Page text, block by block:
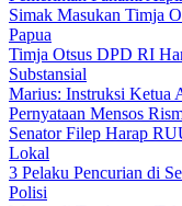
Simak Masukan Timja
Papua
Timja Otsus DPD RI
Substansial
Marius: Instruksi Ketua
Pernyataan Mensos
Senator Filep Harap
Lokal
3 Pelaku Pencurian di
Polisi